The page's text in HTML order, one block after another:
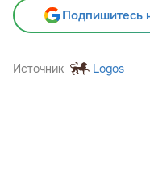
Подпишитесь
Источник Logos